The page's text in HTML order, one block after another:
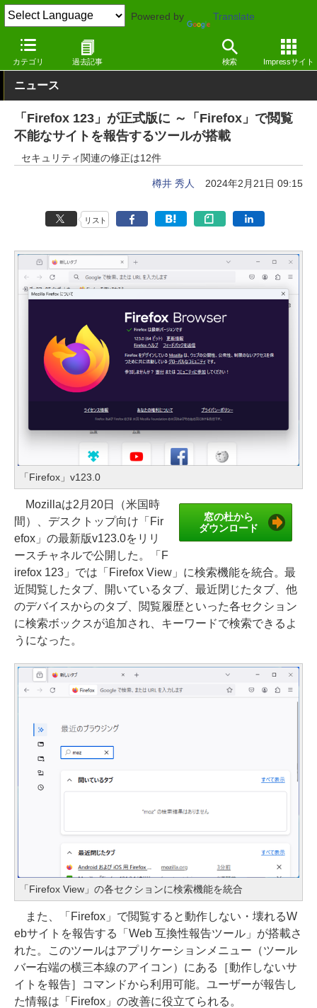
Powered by Translate
カテゴリ 過去記事 検索 Impressサイト
窓の杜 インターネット Windows
ニュース
「Firefox 123」が正式版に ～「Firefox」で閲覧
不能なサイトを報告するツールが搭載
セキュリティ関連の修正は12件
樽井 秀人 2024年2月21日 09:15
リスト
「Firefox」v123.0
窓の杜から
ダウンロード
Mozillaは2月20日（米国時
間）、デスクトップ向け「Fir
efox」の最新版v123.0をリリ
ースチャネルで公開した。「F
irefox 123」では「Firefox View」に検索機能を統合。最
近閲覧したタブ、開いているタブ、最近閉じたタブ、他
のデバイスからのタブ、閲覧履歴といった各セクション
に検索ボックスが追加され、キーワードで検索できるよ
うになった。
「Firefox View」の各セクションに検索機能を統合
また、「Firefox」で閲覧すると動作しない・壊れるW
ebサイトを報告する「Web 互換性報告ツール」が搭載さ
れた。このツールはアプリケーションメニュー（ツール
バー右端の横三本線のアイコン）にある［動作しないサ
イトを報告］コマンドから利用可能。ユーザーが報告し
た情報は「Firefox」の改善に役立てられる。